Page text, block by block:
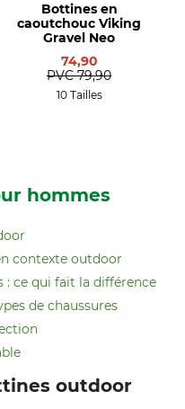
Bottines en
caoutchouc Viking
Gravel Neo
74,90
PVC 79,90
10 Tailles
hommes
contexte outdoor
: ce qui fait la différence
de chaussures
outdoor